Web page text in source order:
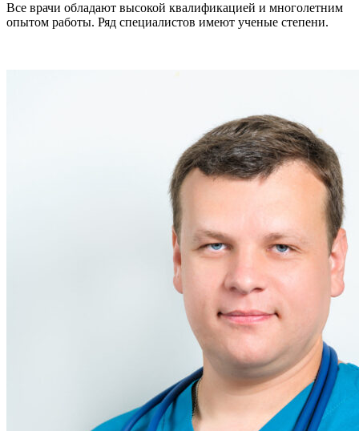
Все врачи обладают высокой квалификацией и многолетним
опытом работы. Ряд специалистов имеют ученые степени.